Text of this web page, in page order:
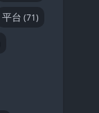
平台 (71)